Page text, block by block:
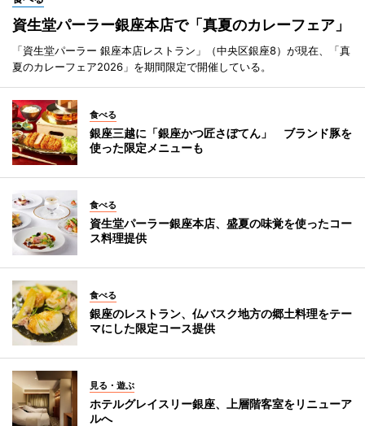
資生堂パーラー銀座本店で「真夏のカレーフェア」
「資生堂パーラー 銀座本店レストラン」（中央区銀座8）が現在、「真
夏のカレーフェア2026」を期間限定で開催している。
食べる
銀座三越に「銀座かつ匠さぼてん」 ブランド豚を
使った限定メニューも
食べる
資生堂パーラー銀座本店、盛夏の味覚を使ったコー
ス料理提供
食べる
銀座のレストラン、仏バスク地方の郷土料理をテー
マにした限定コース提供
見る・遊ぶ
ホテルグレイスリー銀座、上層階客室をリニューア
ルへ